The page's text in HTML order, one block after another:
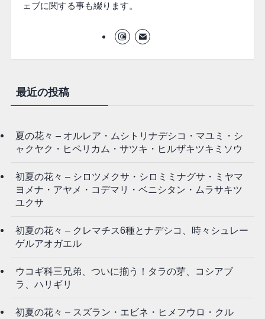
ェブに関する事も綴ります。
最近の投稿
夏の花々 – オルレア・ムシトリナデシコ・マユミ・シ
ャクヤク・ヒペリカム・サツキ・ヒルザキツキミソウ
初夏の花々 – シロツメクサ・シロミミナグサ・ミヤマ
ヨメナ・アヤメ・コデマリ・ベニシタン・ムラサキツ
ユクサ
初夏の花々 – クレマチス6種とナデシコ、時々シュレー
ゲルアオガエル
ウコギ科三兄弟、ついに揃う！タラの芽、コシアブ
ラ、ハリギリ
初夏の花々 – スズラン・エビネ・ヒメフウロ・クル